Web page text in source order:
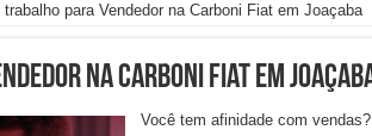
trabalho para Vendedor na Carboni Fiat em Joaçaba
na Carboni Fiat em
Você tem afinidade com